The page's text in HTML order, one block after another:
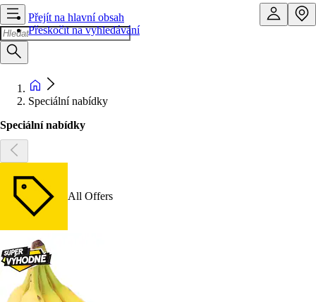
Přejít na hlavní obsah
Přeskočit na vyhledávání
Speciální nabídky
Speciální nabídky
All Offers